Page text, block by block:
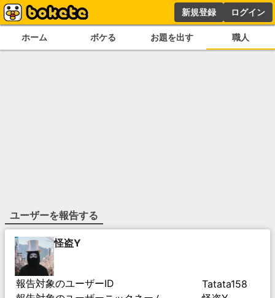
新規登録 ログイン
ホーム ボケる お題を出す 職人
ユーザーを報告する
怪盗Y
報告対象のユーザーID
Tatata158